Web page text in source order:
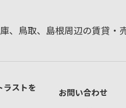
、鳥取、島根周辺の賃貸・
ラストを
お問い合わせ